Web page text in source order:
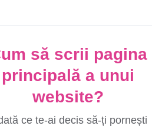
să scrii pagina
principală a unui
website?
ce te-ai decis să-ți pornești